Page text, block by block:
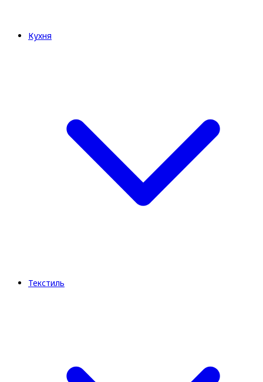
Кухня
Текстиль